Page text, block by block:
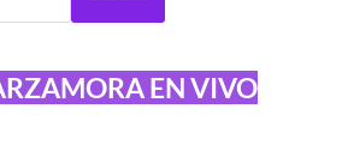
EN VIVO